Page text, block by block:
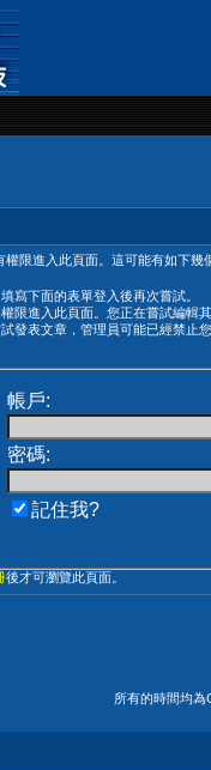
權限進入此頁面。這可能有如下幾
寫下面的表單登入後再次嘗試。
限進入此頁面。您正在嘗試編輯
發表文章，管理員可能已經禁止
帳戶:
密碼:
記住我?
後才可瀏覽此頁面。
所有的時間均為